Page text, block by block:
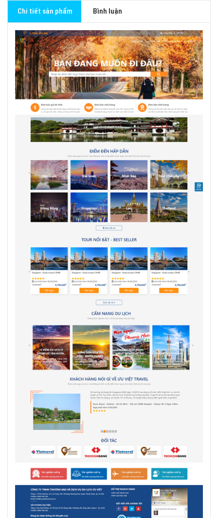
Chi tiết sản phẩm Bình luận